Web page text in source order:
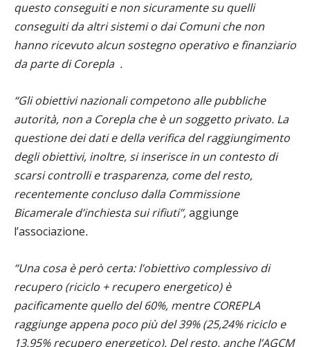
questo conseguiti e non sicuramente su quelli
conseguiti da altri sistemi o dai Comuni che non
hanno ricevuto alcun sostegno operativo e finanziario
da parte di Corepla .
“Gli obiettivi nazionali competono alle pubbliche
autorità, non a Corepla che è un soggetto privato. La
questione dei dati e della verifica del raggiungimento
degli obiettivi, inoltre, si inserisce in un contesto di
scarsi controlli e trasparenza, come del resto,
recentemente concluso dalla Commissione
Bicamerale d’inchiesta sui rifiuti”,aggiunge
l’associazione.
“Una cosa è però certa: l’obiettivo complessivo di
recupero (riciclo + recupero energetico) è
pacificamente quello del 60%, mentre COREPLA
raggiunge appena poco più del 39% (25,24% riciclo e
13,95% recupero energetico). Del resto, anche l’AGCM